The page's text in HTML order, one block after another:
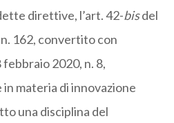
direttive, l’art. 42-bisdel
162, convertito con
2020, n. 8,
in materia di innovazione
una disciplina del